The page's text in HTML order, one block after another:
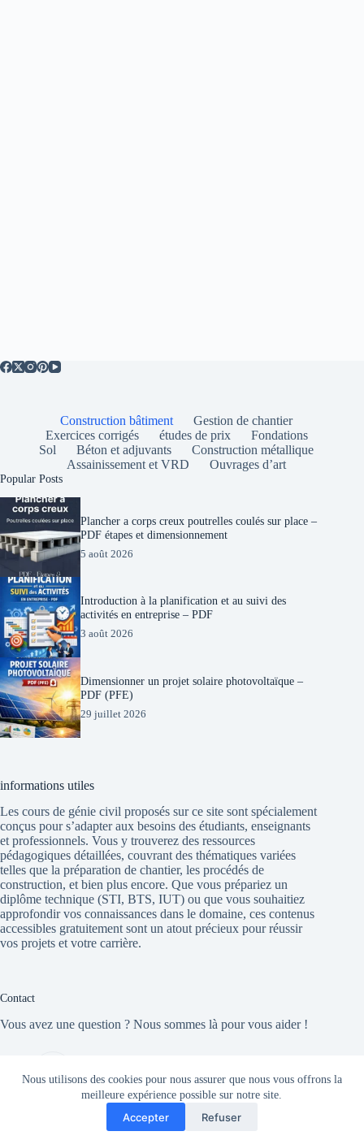
Nous utilisons des cookies pour nous assurer que nous vous offrons la
meilleure expérience possible sur notre site.
Accepter Refuser
Construction bâtiment
Gestion de chantier
Exercices corrigés
études de prix
Fondations
Sol
Béton et adjuvants
Construction métallique
Assainissement et VRD
Ouvrages d’art
Popular Posts
Plancher a corps creux poutrelles coulés sur place –
PDF étapes et dimensionnement
5 août 2026
Introduction à la planification et au suivi des
activités en entreprise – PDF
3 août 2026
Dimensionner un projet solaire photovoltaïque –
PDF (PFE)
29 juillet 2026
informations utiles
Les cours de génie civil proposés sur ce site sont spécialement
conçus pour s’adapter aux besoins des étudiants, enseignants
et professionnels. Vous y trouverez des ressources
pédagogiques détaillées, couvrant des thématiques variées
telles que la préparation de chantier, les procédés de
construction, et bien plus encore. Que vous prépariez un
diplôme technique (STI, BTS, IUT) ou que vous souhaitiez
approfondir vos connaissances dans le domaine, ces contenus
accessibles gratuitement sont un atout précieux pour réussir
vos projets et votre carrière.
Contact
Vous avez une question ? Nous sommes là pour vous aider !
cours-genie-civil.com
Email:
admin@cours-genie-civil.com